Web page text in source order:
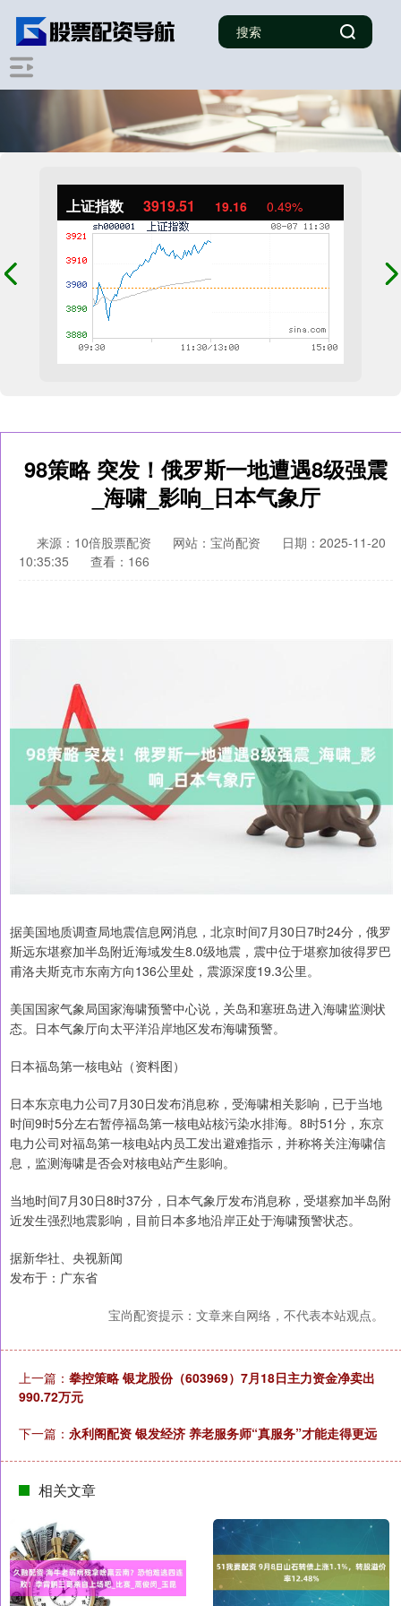
上证指数 3919.51 19.16 0.49%
98策略 突发！俄罗斯一地遭遇8级强震
_海啸_影响_日本气象厅
来源：10倍股票配资 网站：宝尚配资
日期：2025-11-20
10:35:35
查看：166
据美国地质调查局地震信息网消息，北京时间7月30日7时24分，俄罗
斯远东堪察加半岛附近海域发生8.0级地震，震中位于堪察加彼得罗巴
甫洛夫斯克市东南方向136公里处，震源深度19.3公里。
美国国家气象局国家海啸预警中心说，关岛和塞班岛进入海啸监测状
态。日本气象厅向太平洋沿岸地区发布海啸预警。
日本福岛第一核电站（资料图）
日本东京电力公司7月30日发布消息称，受海啸相关影响，已于当地
时间9时5分左右暂停福岛第一核电站核污染水排海。8时51分，东京
电力公司对福岛第一核电站内员工发出避难指示，并称将关注海啸信
息，监测海啸是否会对核电站产生影响。
当地时间7月30日8时37分，日本气象厅发布消息称，受堪察加半岛附
近发生强烈地震影响，目前日本多地沿岸正处于海啸预警状态。
据新华社、央视新闻
发布于：广东省
宝尚配资提示：文章来自网络，不代表本站观点。
上一篇： 拳控策略 银龙股份（603969）7月18日主力资金净卖出
990.72万元
下一篇： 永利阁配资 银发经济 养老服务师“真服务”才能走得更远
相关文章